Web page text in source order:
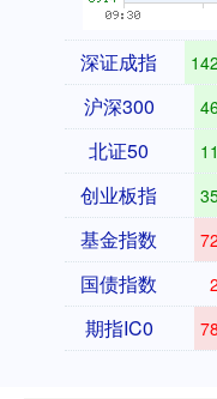
深证成指
沪深300
北证50
创业板指
基金指数
国债指数
期指IC0